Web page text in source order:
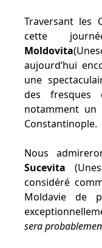
Traversant les
cette
Moldovita
aujourd’hui
une
des fresques
notamment un
Constantinople.
Nous
Sucevita
considéré
Moldavie de
sera